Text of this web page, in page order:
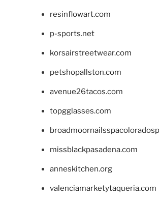
resinflowart.com
p-sports.net
korsairstreetwear.com
petshopallston.com
avenue26tacos.com
topgglasses.com
missblackpasadena.com
anneskitchen.org
valenciamarketytaqueria.com